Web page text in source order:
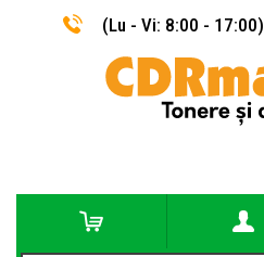
(Lu - Vi: 8:00 - 17:00)